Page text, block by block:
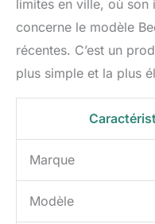
limites en ville, où son
concerne le modèle
récentes. C’est un
plus simple et la plus
Marque
Modèle